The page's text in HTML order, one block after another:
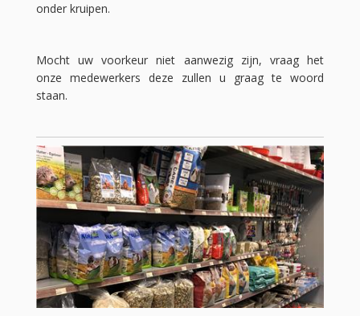
onder kruipen.
Mocht uw voorkeur niet aanwezig zijn, vraag het
onze medewerkers deze zullen u graag te woord
staan.